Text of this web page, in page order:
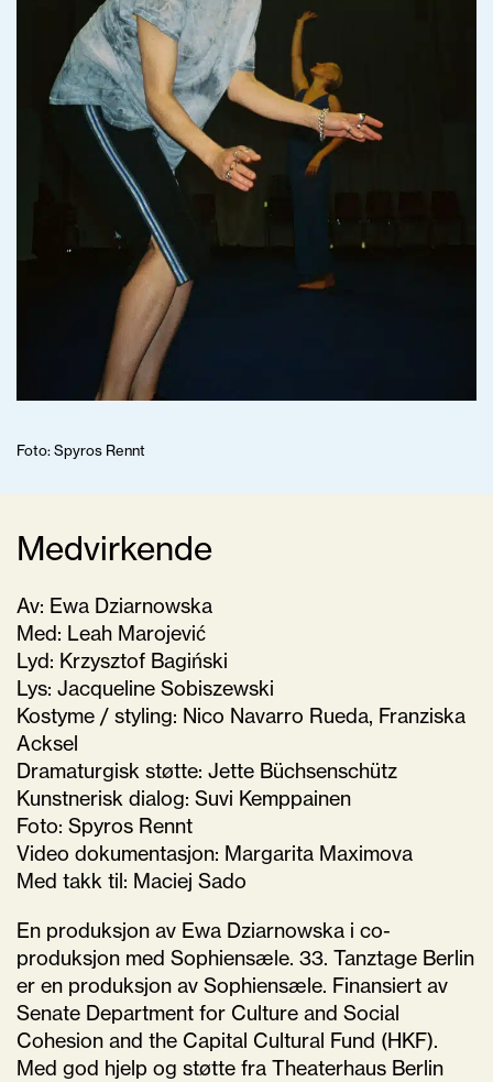
Foto: Spyros Rennt
Medvirkende
Av: Ewa Dziarnowska
Med: Leah Marojević
Lyd: Krzysztof Bagiński
Lys: Jacqueline Sobiszewski
Kostyme / styling: Nico Navarro Rueda, Franziska
Acksel
Dramaturgisk støtte: Jette Büchsenschütz
Kunstnerisk dialog: Suvi Kemppainen
Foto: Spyros Rennt
Video dokumentasjon: Margarita Maximova
Med takk til: Maciej Sado
En produksjon av Ewa Dziarnowska i co-
produksjon med Sophiensæle. 33. Tanztage Berlin
er en produksjon av Sophiensæle. Finansiert av
Senate Department for Culture and Social
Cohesion and the Capital Cultural Fund (HKF).
Med god hjelp og støtte fra Theaterhaus Berlin